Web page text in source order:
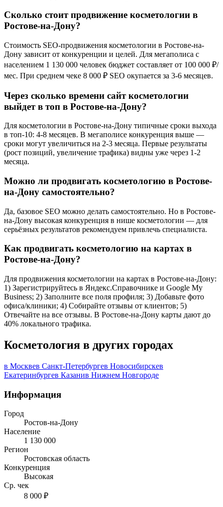
Сколько стоит продвижение косметологии в
Ростове-на-Дону?
Стоимость SEO-продвижения косметологии в Ростове-на-
Дону зависит от конкуренции и целей. Для мегаполиса с
населением 1 130 000 человек бюджет составляет от 100 000 ₽/
мес. При среднем чеке 8 000 ₽ SEO окупается за 3-6 месяцев.
Через сколько времени сайт косметологии
выйдет в топ в Ростове-на-Дону?
Для косметологии в Ростове-на-Дону типичные сроки выхода
в топ-10: 4-8 месяцев. В мегаполисе конкуренция выше —
сроки могут увеличиться на 2-3 месяца. Первые результаты
(рост позиций, увеличение трафика) видны уже через 1-2
месяца.
Можно ли продвигать косметологию в Ростове-
на-Дону самостоятельно?
Да, базовое SEO можно делать самостоятельно. Но в Ростове-
на-Дону высокая конкуренция в нише косметологии — для
серьёзных результатов рекомендуем привлечь специалиста.
Как продвигать косметологию на картах в
Ростове-на-Дону?
Для продвижения косметологии на картах в Ростове-на-Дону:
1) Зарегистрируйтесь в Яндекс.Справочнике и Google My
Business; 2) Заполните все поля профиля; 3) Добавьте фото
офиса/клиники; 4) Собирайте отзывы от клиентов; 5)
Отвечайте на все отзывы. В Ростове-на-Дону карты дают до
40% локального трафика.
Косметология в других городах
в Москвев Санкт-Петербургев Новосибирскев
Екатеринбургев Казанив Нижнем Новгороде
Информация
Город
Ростов-на-Дону
Население
1 130 000
Регион
Ростовская область
Конкуренция
Высокая
Ср. чек
8 000 ₽